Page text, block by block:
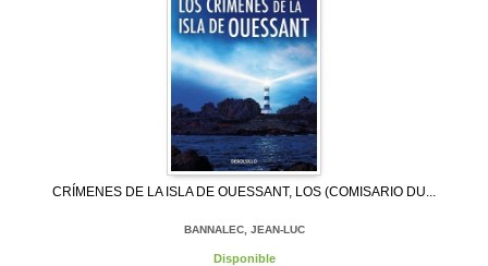
CRÍMENES DE LA ISLA DE OUESSANT, LOS (COMISARIO DU...
BANNALEC, JEAN-LUC
Disponible